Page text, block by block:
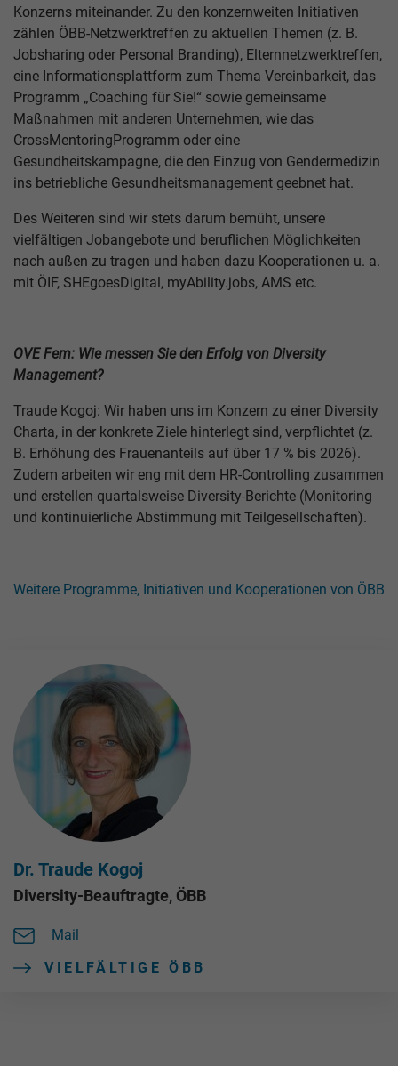
Konzerns miteinander. Zu den konzernweiten Initiativen
zählen ÖBB-Netzwerktreffen zu aktuellen Themen (z. B.
Jobsharing oder Personal Branding), Elternnetzwerktreffen,
eine Informationsplattform zum Thema Vereinbarkeit, das
Programm „Coaching für Sie!“ sowie gemeinsame
Maßnahmen mit anderen Unternehmen, wie das
CrossMentoringProgramm oder eine
Gesundheitskampagne, die den Einzug von Gendermedizin
ins betriebliche Gesundheitsmanagement geebnet hat.
Des Weiteren sind wir stets darum bemüht, unsere
vielfältigen Jobangebote und beruflichen Möglichkeiten
nach außen zu tragen und haben dazu Kooperationen u. a.
mit ÖIF, SHEgoesDigital, myAbility.jobs, AMS etc.
OVE Fem: Wie messen Sie den Erfolg von Diversity
Management?
Traude Kogoj: Wir haben uns im Konzern zu einer Diversity
Charta, in der konkrete Ziele hinterlegt sind, verpflichtet (z.
B. Erhöhung des Frauenanteils auf über 17 % bis 2026).
Zudem arbeiten wir eng mit dem HR-Controlling zusammen
und erstellen quartalsweise Diversity-Berichte (Monitoring
und kontinuierliche Abstimmung mit Teilgesellschaften).
Weitere Programme, Initiativen und Kooperationen von ÖBB
Dr. Traude Kogoj
Diversity-Beauftragte, ÖBB
Mail
VIELFÄLTIGE ÖBB